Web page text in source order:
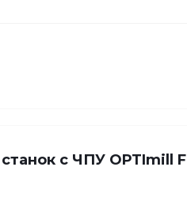
с ЧПУ OPTImill F